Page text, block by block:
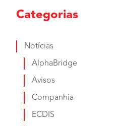
aspect...
Categorias
Notícias
AlphaBridge
Avisos
Companhia
ECDIS